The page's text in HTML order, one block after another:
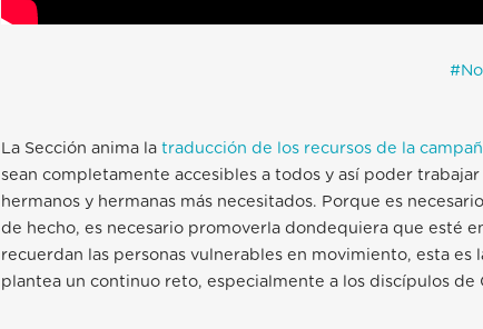
La Sección anima la traducción de los recursos de la
sean completamente accesibles a todos y así poder
hermanos y hermanas más necesitados. Porque es
de hecho, es necesario promoverla dondequiera que esté
recuerdan las personas vulnerables en movimiento, esta es
plantea un continuo reto, especialmente a los discípulos de